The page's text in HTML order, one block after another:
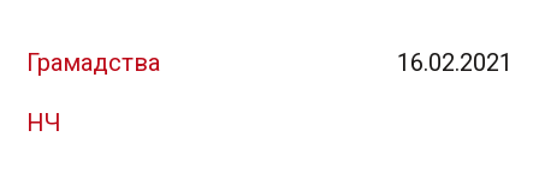
Грамадства 16.02.2021
НЧ